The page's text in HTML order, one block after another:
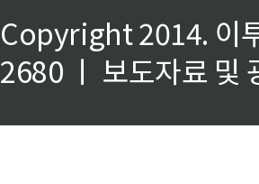
Copyright 2014. 이
2680 ㅣ 보도자료